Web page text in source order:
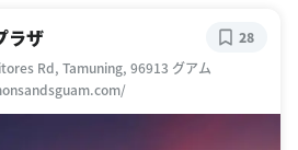
ラザ
Rd, Tamuning, 96913 グアム
28